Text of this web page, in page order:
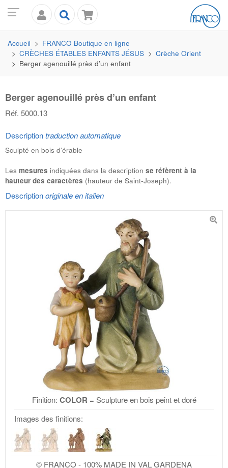
Accueil FRANCO Boutique en ligne
CRÈCHES ÉTABLES ENFANTS JÉSUS
Crèche Orient
Berger agenouillé près d’un enfant
Berger agenouillé près d’un enfant
Réf. 5000.13
Descriptiontraduction automatique
Sculpté en bois d’érable
Les mesures indiquées dans la description se réfèrent à la
hauteur des caractères (hauteur de Saint-Joseph).
Descriptionoriginale en italien
Finition: COLOR = Sculpture en bois peint et doré
Images des finitions:
© FRANCO - 100% MADE IN VAL GARDENA